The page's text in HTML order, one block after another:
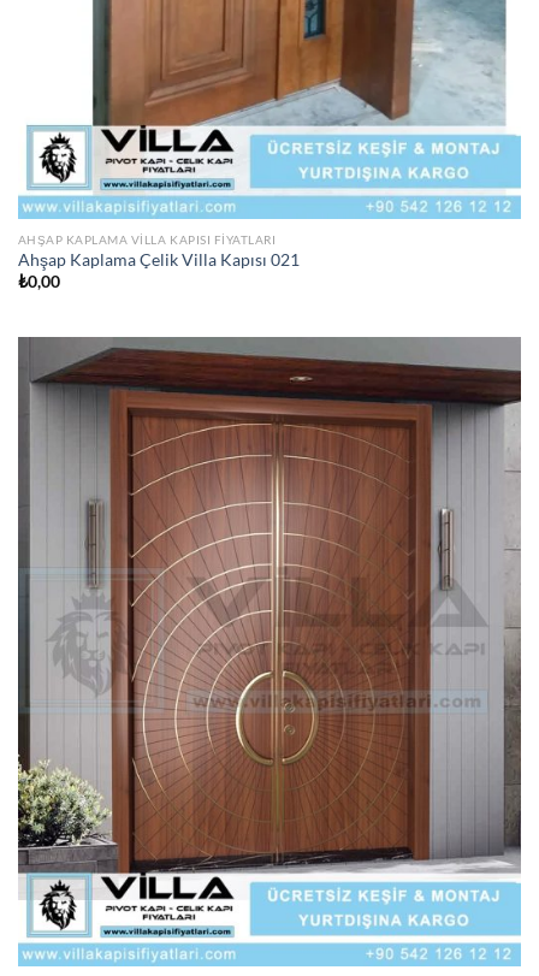
AHŞAP KAPLAMA VILLA KAPISI FIYATLARI
Ahşap Kaplama Çelik Villa Kapısı 021
₺0,00